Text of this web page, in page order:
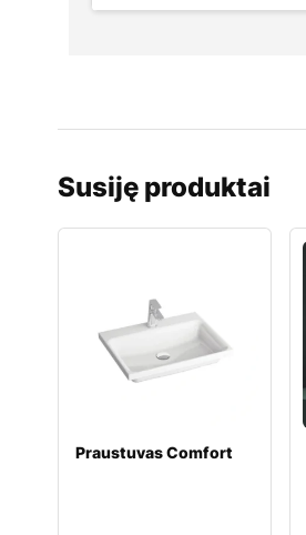
Susiję produktai
Praustuvas Comfort